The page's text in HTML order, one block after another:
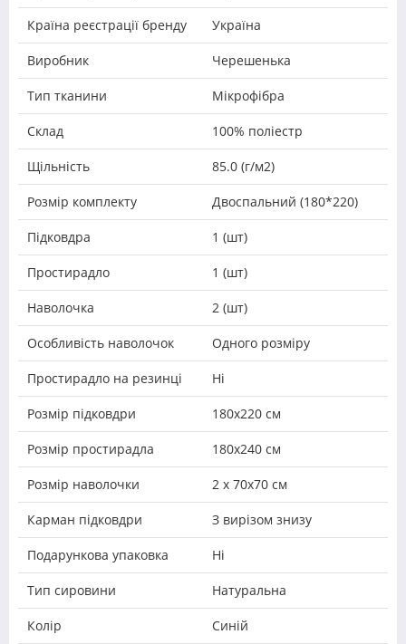
Країна реєстрації бренду Україна
Виробник Черешенька
Тип тканини Мікрофібра
Склад 100% поліестр
Щільність 85.0 (г/м2)
Розмір комплекту Двоспальний (180*220)
Підковдра 1 (шт)
Простирадло 1 (шт)
Наволочка 2 (шт)
Особливість наволочок Одного розміру
Простирадло на резинці Ні
Розмір підковдри 180х220 см
Розмір простирадла 180x240 см
Розмір наволочки 2 х 70х70 см
Карман підковдри З вирізом знизу
Подарункова упаковка Ні
Тип сировини Натуральна
Колір Синій